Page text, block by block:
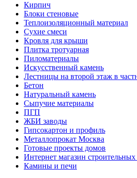
Кирпич
Блоки стеновые
Теплоизоляционный материал
Сухие смеси
Кровля для крыши
Плитка тротуарная
Пиломатериалы
Искусственный камень
Лестницы на второй этаж в
Бетон
Натуральный камень
Сыпучие материалы
ПГП
ЖБИ заводы
Гипсокартон и профиль
Металлопрокат Москва
Готовые проекты домов
Интернет магазин строительных
Камины и печи